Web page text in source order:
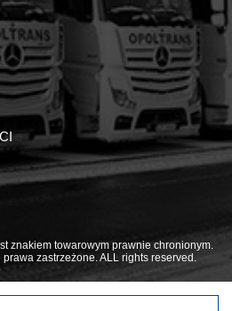
znakiem towarowym prawnie chronionym.
zastrzeżone. ALL rights reserved.